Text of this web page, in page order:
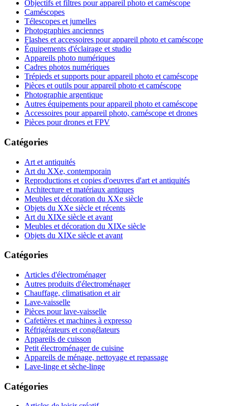
Objectifs et filtres pour appareil photo et caméscope
Caméscopes
Télescopes et jumelles
Photographies anciennes
Flashes et accessoires pour appareil photo et caméscope
Équipements d'éclairage et studio
Appareils photo numériques
Cadres photos numériques
Trépieds et supports pour appareil photo et caméscope
Pièces et outils pour appareil photo et caméscope
Photographie argentique
Autres équipements pour appareil photo et caméscope
Accessoires pour appareil photo, caméscope et drones
Pièces pour drones et FPV
Catégories
Art et antiquités
Art du XXe, contemporain
Reproductions et copies d'oeuvres d'art et antiquités
Architecture et matériaux antiques
Meubles et décoration du XXe siècle
Objets du XXe siècle et récents
Art du XIXe siècle et avant
Meubles et décoration du XIXe siècle
Objets du XIXe siècle et avant
Catégories
Articles d'électroménager
Autres produits d'électroménager
Chauffage, climatisation et air
Lave-vaisselle
Pièces pour lave-vaisselle
Cafetières et machines à expresso
Réfrigérateurs et congélateurs
Appareils de cuisson
Petit électroménager de cuisine
Appareils de ménage, nettoyage et repassage
Lave-linge et sèche-linge
Catégories